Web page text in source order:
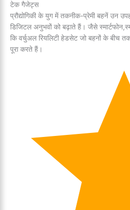
टेक गैजेट्स
प्रौद्योगिकी के युग में तकनीक-प्रेमी बहनें उन
डिजिटल अनुभवों को बढ़ाते हैं। जैसे
कि वर्चुअल रियलिटी हेडसेट जो बहनों के बीच
पूरा करते हैं।